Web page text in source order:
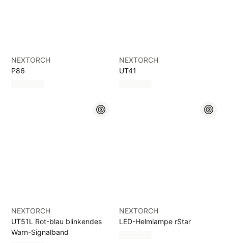
NEXTORCH
P86
NEXTORCH
UT41
NEXTORCH
UT51L Rot-blau blinkendes
Warn-Signalband
NEXTORCH
LED-Helmlampe rStar